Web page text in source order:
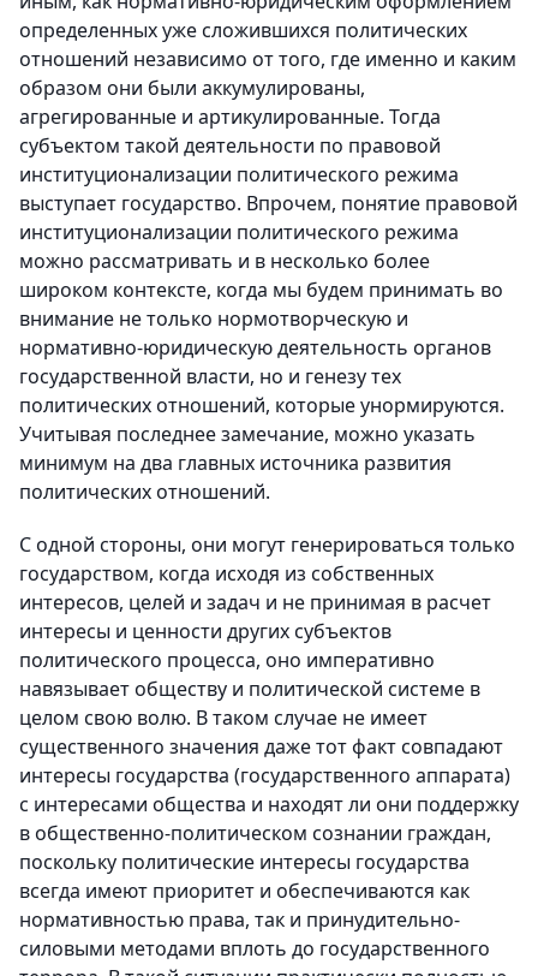
определенных уже сложившихся политических
отношений независимо от того, где именно и каким
образом они были аккумулированы,
агрегированные и артикулированные. Тогда
субъектом такой деятельности по правовой
институционализации политического режима
выступает государство. Впрочем, понятие правовой
институционализации политического режима
можно рассматривать и в несколько более
широком контексте, когда мы будем принимать во
внимание не только нормотворческую и
нормативно-юридическую деятельность органов
государственной власти, но и генезу тех
политических отношений, которые унормируются.
Учитывая последнее замечание, можно указать
минимум на два главных источника развития
политических отношений.
С одной стороны, они могут генерироваться только
государством, когда исходя из собственных
интересов, целей и задач и не принимая в расчет
интересы и ценности других субъектов
политического процесса, оно императивно
навязывает обществу и политической системе в
целом свою волю. В таком случае не имеет
существенного значения даже тот факт совпадают
интересы государства (государственного аппарата)
с интересами общества и находят ли они поддержку
в общественно-политическом сознании граждан,
поскольку политические интересы государства
всегда имеют приоритет и обеспечиваются как
нормативностью права, так и принудительно-
силовыми методами вплоть до государственного